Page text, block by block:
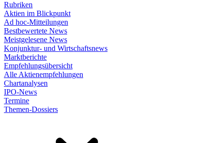
Rubriken
Aktien im Blickpunkt
Ad hoc-Mitteilungen
Bestbewertete News
Meistgelesene News
Konjunktur- und Wirtschaftsnews
Marktberichte
Empfehlungsübersicht
Alle Aktienempfehlungen
Chartanalysen
IPO-News
Termine
Themen-Dossiers